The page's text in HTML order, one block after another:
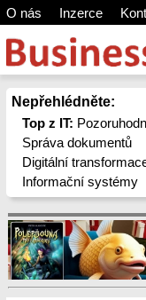
O nás Inzerce
Nepřehlédněte:
Top z IT:
Správa dokumentů
Digitální
Informační systémy